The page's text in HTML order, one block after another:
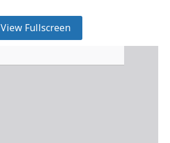
View Fullscreen